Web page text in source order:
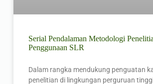
Serial Pendalaman Metodologi
Penggunaan SLR
Dalam rangka mendukung penguatan
penelitian di lingkungan perguruan